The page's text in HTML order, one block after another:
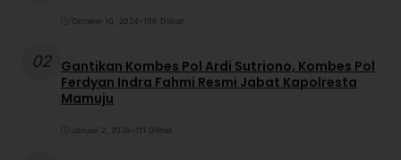
Oktober 10, 2024 196 Dilihat
02 Gantikan Kombes Pol Ardi Sutriono, Kombes Pol
Ferdyan Indra Fahmi Resmi Jabat Kapolresta
Mamuju
Januari 2, 2026 111 Dilihat